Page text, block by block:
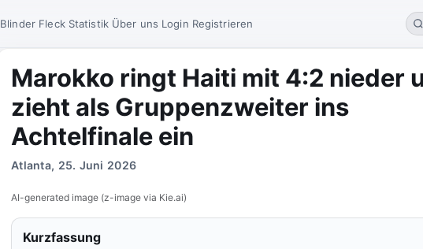
Blinder Fleck Statistik Über uns Login Registrieren
Marokko ringt Haiti mit 4:2 nieder
zieht als Gruppenzweiter ins
Achtelfinale ein
Atlanta, 25. Juni 2026
AI-generated image (z-image via Kie.ai)
Kurzfassung